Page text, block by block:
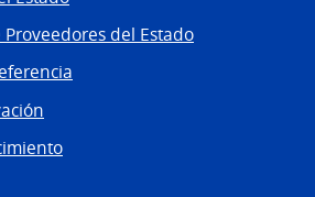
del Estado